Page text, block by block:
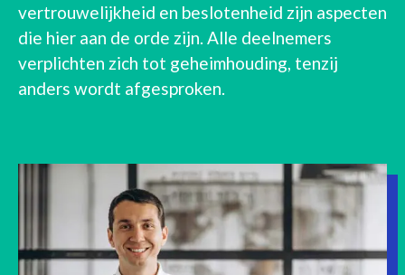
vertrouwelijkheid en beslotenheid zijn aspecten
die hier aan de orde zijn. Alle deelnemers
verplichten zich tot geheimhouding, tenzij
anders wordt afgesproken.